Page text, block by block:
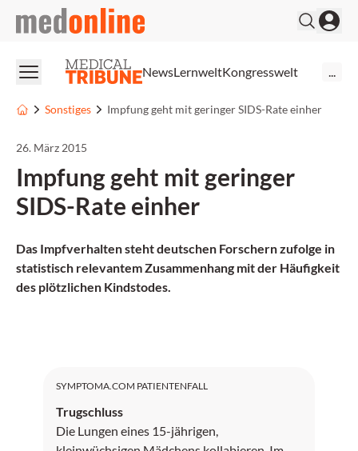
medonline
NewsLernweltKongresswelt
Sonstiges Impfung geht mit geringer SIDS-Rate einher
26. März 2015
Impfung geht mit geringer
SIDS-Rate einher
Das Impfverhalten steht deutschen Forschern zufolge in
statistisch relevantem Zusammenhang mit der Häufigkeit
des plötzlichen Kindstodes.
SYMPTOMA.COM PATIENTENFALL
Trugschluss
Die Lungen eines 15-jährigen,